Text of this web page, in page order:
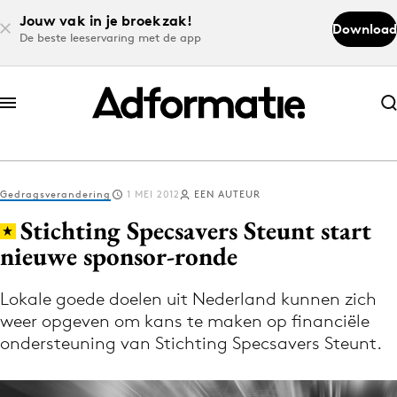
Jouw vak in je broekzak!
De beste leeservaring met de app
Download
Abonneer nu
Abonneer nu
Log in
Volg het laatste nieuws via de Adformatie
Nieuws app
Gedragsverandering 1 MEI 2012 EEN AUTEUR
Stichting Specsavers Steunt start
nieuwe sponsor-ronde
Lokale goede doelen uit Nederland kunnen zich
weer opgeven om kans te maken op financiële
ondersteuning van Stichting Specsavers Steunt.